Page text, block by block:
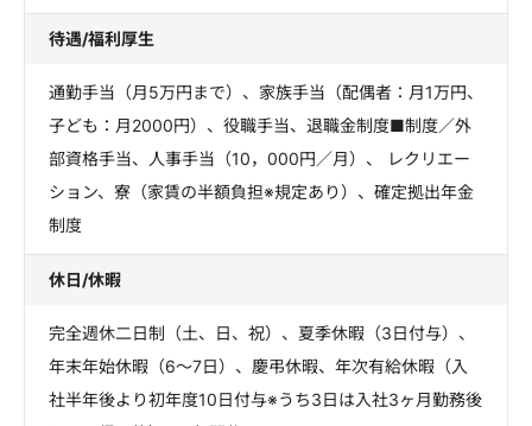
待遇/福利厚生
通勤手当（月5万円まで）、家族手当（配偶者：月1万円、
子ども：月2000円）、役職手当、退職金制度■制度／外
部資格手当、人事手当（10，000円／月）、 レクリエー
ション、寮（家賃の半額負担※規定あり）、確定拠出年金
制度
休日/休暇
完全週休二日制（土、日、祝）、夏季休暇（3日付与）、
年末年始休暇（6～7日）、慶弔休暇、年次有給休暇（入
社半年後より初年度10日付与※うち3日は入社3ヶ月勤務後